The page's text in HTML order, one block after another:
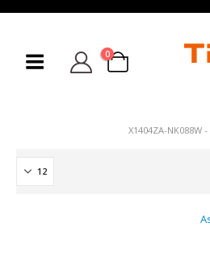
0
X1404ZA-NK088W